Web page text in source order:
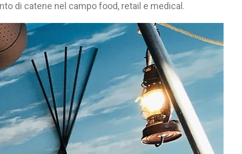
di catene nel campo food, retail e medical.